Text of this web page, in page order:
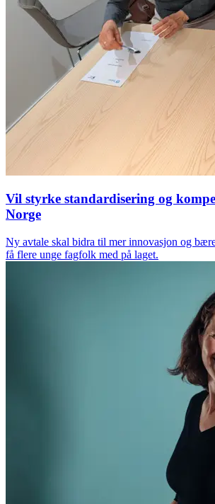
Vil styrke standardisering og
Norge
Ny avtale skal bidra til mer innovasjon og
få flere unge fagfolk med på laget.